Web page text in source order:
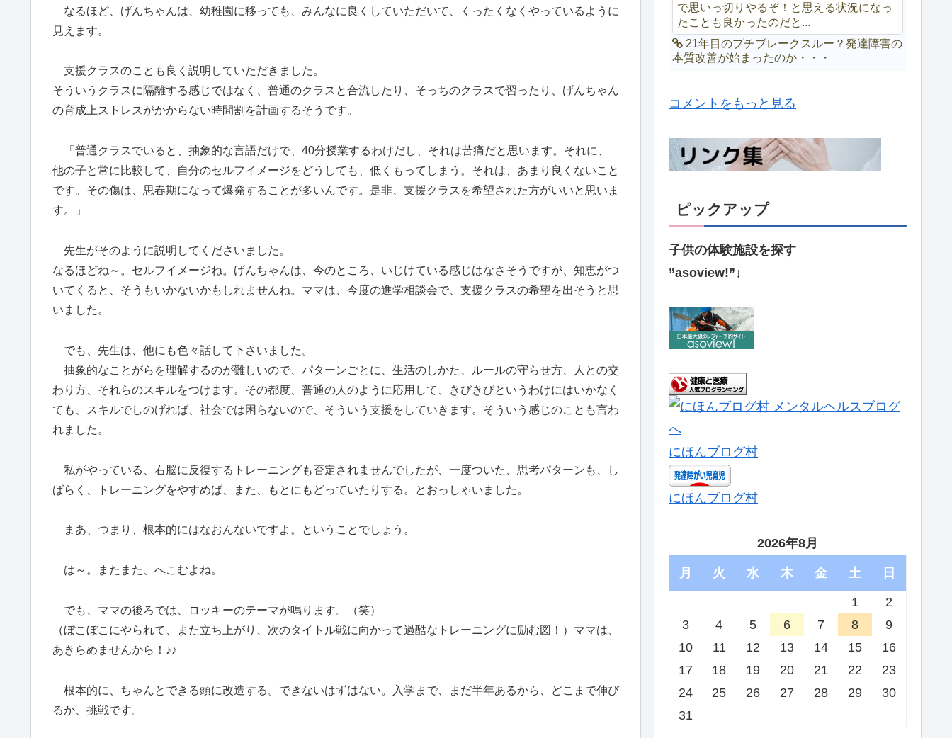
なるほど、げんちゃんは、幼稚園に移っても、みんなに良くしていただいて、くったくなくやっているように
見えます。
支援クラスのことも良く説明していただきました。
そういうクラスに隔離する感じではなく、普通のクラスと合流したり、そっちのクラスで習ったり、げんちゃん
の育成上ストレスがかからない時間割を計画するそうです。
「普通クラスでいると、抽象的な言語だけで、40分授業するわけだし、それは苦痛だと思います。それに、
他の子と常に比較して、自分のセルフイメージをどうしても、低くもってしまう。それは、あまり良くないこと
です。その傷は、思春期になって爆発することが多いんです。是非、支援クラスを希望された方がいいと思いま
す。」
先生がそのように説明してくださいました。
なるほどね～。セルフイメージね。げんちゃんは、今のところ、いじけている感じはなさそうですが、知恵がつ
いてくると、そうもいかないかもしれませんね。ママは、今度の進学相談会で、支援クラスの希望を出そうと思
いました。
でも、先生は、他にも色々話して下さいました。
抽象的なことがらを理解するのが難しいので、パターンごとに、生活のしかた、ルールの守らせ方、人との交
わり方、それらのスキルをつけます。その都度、普通の人のように応用して、きびきびというわけにはいかなく
ても、スキルでしのげれば、社会では困らないので、そういう支援をしていきます。そういう感じのことも言わ
れました。
私がやっている、右脳に反復するトレーニングも否定されませんでしたが、一度ついた、思考パターンも、し
ばらく、トレーニングをやすめば、また、もとにもどっていたりする。とおっしゃいました。
まあ、つまり、根本的にはなおんないですよ。ということでしょう。
は～。またまた、へこむよね。
でも、ママの後ろでは、ロッキーのテーマが鳴ります。（笑）
（ぼこぼこにやられて、また立ち上がり、次のタイトル戦に向かって過酷なトレーニングに励む図！）ママは、
あきらめませんから！♪♪
根本的に、ちゃんとできる頭に改造する。できないはずはない。入学まで、まだ半年あるから、どこまで伸び
るか、挑戦です。
で思いっ切りやるぞ！と思える状況になっ
たことも良かったのだと...
21年目のプチブレークスルー？発達障害の
本質改善が始まったのか・・・
コメントをもっと見る
ピックアップ
子供の体験施設を探す
”asoview!”↓
にほんブログ村
にほんブログ村
2026年8月
月 火 水 木 金 土 日
1
2
3
4 5 6 7 8
9
10
11 12 13 14 15
16
17
18 19 20 21 22
23
24
25 26 27 28 29
30
31